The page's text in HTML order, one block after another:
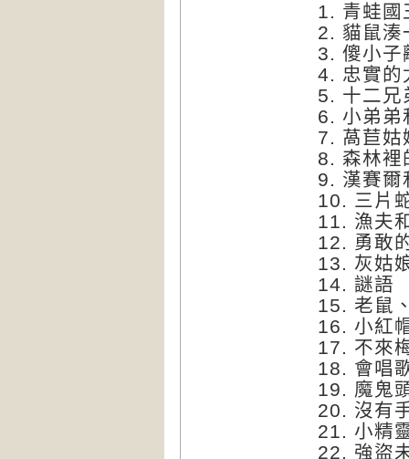
1. 青蛙國
2. 貓鼠湊
3. 傻小子
4. 忠實的
5. 十二兄
6. 小弟弟
7. 萵苣姑
8. 森林裡
9. 漢賽爾
10. 三片
11. 漁夫
12. 勇敢
13. 灰姑
14. 謎語
15. 老鼠
16. 小紅
17. 不來
18. 會唱
19. 魔鬼
20. 沒有
21. 小精
22. 強盜